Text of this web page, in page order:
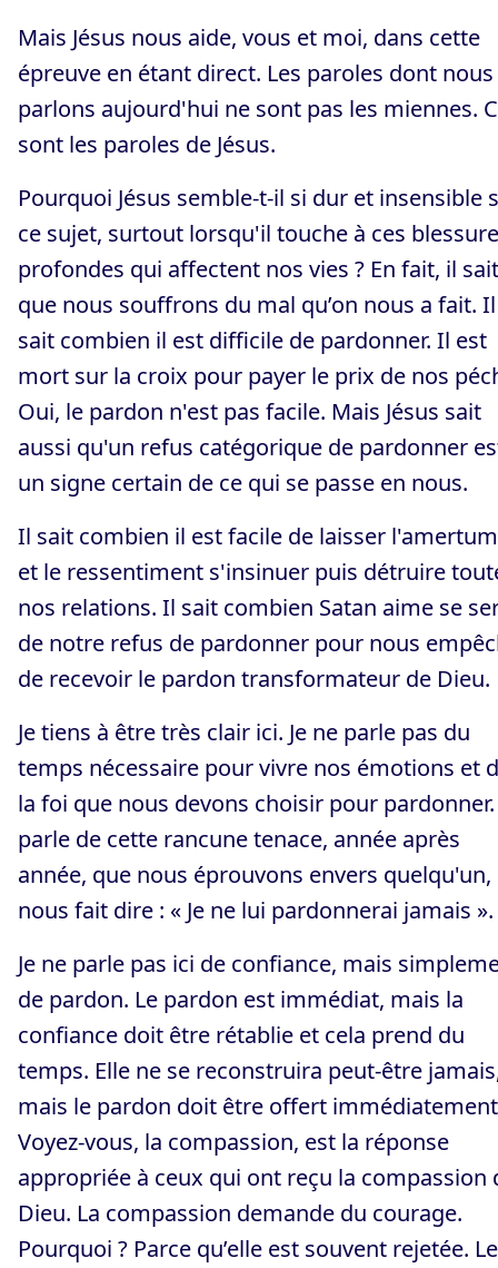
Mais Jésus nous aide, vous et moi, dans cette
épreuve en étant direct. Les paroles dont nous
parlons aujourd'hui ne sont pas les miennes.
sont les paroles de Jésus.
Pourquoi Jésus semble-t-il si dur et insensible
ce sujet, surtout lorsqu'il touche à ces
profondes qui affectent nos vies ? En fait, il sait
que nous souffrons du mal qu’on nous a fait. Il
sait combien il est difficile de pardonner. Il est
mort sur la croix pour payer le prix de nos
Oui, le pardon n'est pas facile. Mais Jésus sait
aussi qu'un refus catégorique de pardonner
un signe certain de ce qui se passe en nous.
Il sait combien il est facile de laisser
et le ressentiment s'insinuer puis détruire
nos relations. Il sait combien Satan aime se
de notre refus de pardonner pour nous
de recevoir le pardon transformateur de Dieu.
Je tiens à être très clair ici. Je ne parle pas du
temps nécessaire pour vivre nos émotions et
la foi que nous devons choisir pour pardonner.
parle de cette rancune tenace, année après
année, que nous éprouvons envers quelqu'un,
nous fait dire : « Je ne lui pardonnerai jamais ».
Je ne parle pas ici de confiance, mais
de pardon. Le pardon est immédiat, mais la
confiance doit être rétablie et cela prend du
temps. Elle ne se reconstruira peut-être
mais le pardon doit être offert
Voyez-vous, la compassion, est la réponse
appropriée à ceux qui ont reçu la compassion
Dieu. La compassion demande du courage.
Pourquoi ? Parce qu’elle est souvent rejetée.